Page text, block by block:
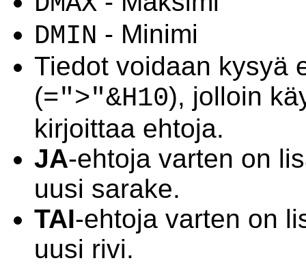
DMIN - Minimi
Tiedot voidaan kysyä
(=">"&H10), jolloin
kirjoittaa ehtoja.
JA-ehtoja varten on
uusi sarake.
TAI-ehtoja varten on
uusi rivi.